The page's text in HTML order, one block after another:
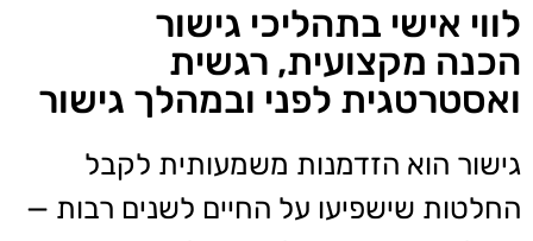
לווי אישי בתהליכי גישור
הכנה מקצועית, רגשית
ואסטרטגית לפני ובמהלך גישור
גישור הוא הזדמנות משמעותית לקבל
החלטות שישפיעו על החיים לשנים רבות —